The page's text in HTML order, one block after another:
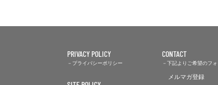
PRIVACY POLICY
プライバシーポリシー
CONTACT
下記よりご希望のフ
メルマガ登録